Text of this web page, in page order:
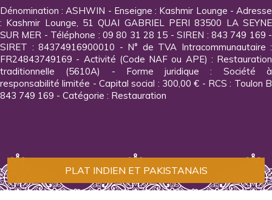
Dénomination : ASHWIN - Enseigne : Kashmir Lounge - Adresse
: Kashmir Lounge, 51 QUAI GABRIEL PERI 83500 LA SEYNE
SUR MER - Téléphone : 09 80 31 28 15 - SIREN : 843 749 169 -
SIRET : 84374916900010 - N° de TVA Intracommunautaire :
FR24843749169 - Activité (Code NAF ou APE) : Restauration
traditionnelle (5610A) - Forme juridique : Société à
responsabilité limitée - Capital social : 300,00 € - RCS : Toulon B
843 749 169 - Catégorie : Restauration